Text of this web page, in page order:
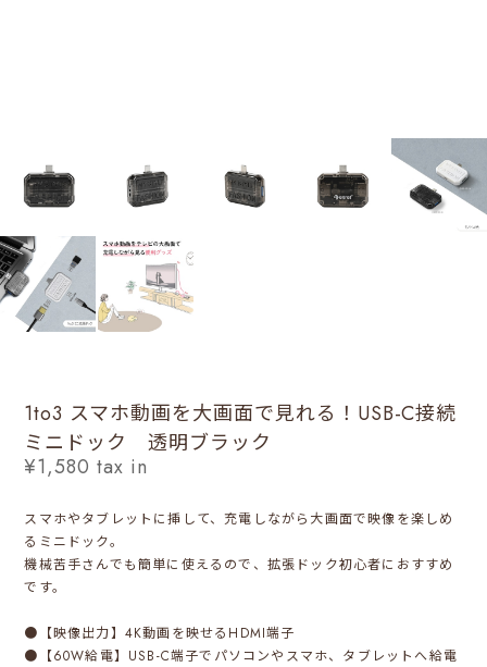
1to3 スマホ動画を大画面で見れる！USB-C接続
ミニドック 透明ブラック
¥1,580 tax in
スマホやタブレットに挿して、充電しながら大画面で映像を楽しめ
るミニドック。
機械苦手さんでも簡単に使えるので、拡張ドック初心者におすすめ
です。
●【映像出力】4K動画を映せるHDMI端子
●【60W給電】USB-C端子でパソコンやスマホ、タブレットへ給電